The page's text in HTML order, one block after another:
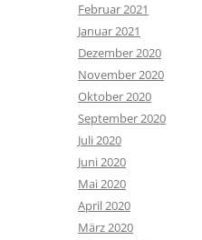
Februar 2021
Januar 2021
Dezember 2020
November 2020
Oktober 2020
September 2020
Juli 2020
Juni 2020
Mai 2020
April 2020
März 2020